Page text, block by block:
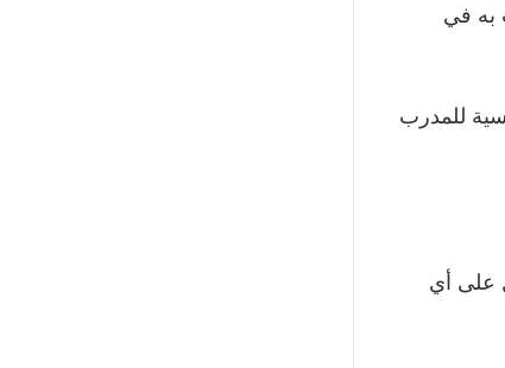
به في
الرئيسية للمدرب
2010 إلا أنه لم يحصل على أي